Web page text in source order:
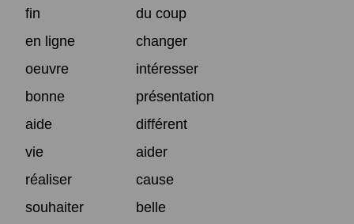
fin
du coup
en ligne
changer
oeuvre
intéresser
bonne
présentation
aide
différent
vie
aider
réaliser
cause
souhaiter
belle